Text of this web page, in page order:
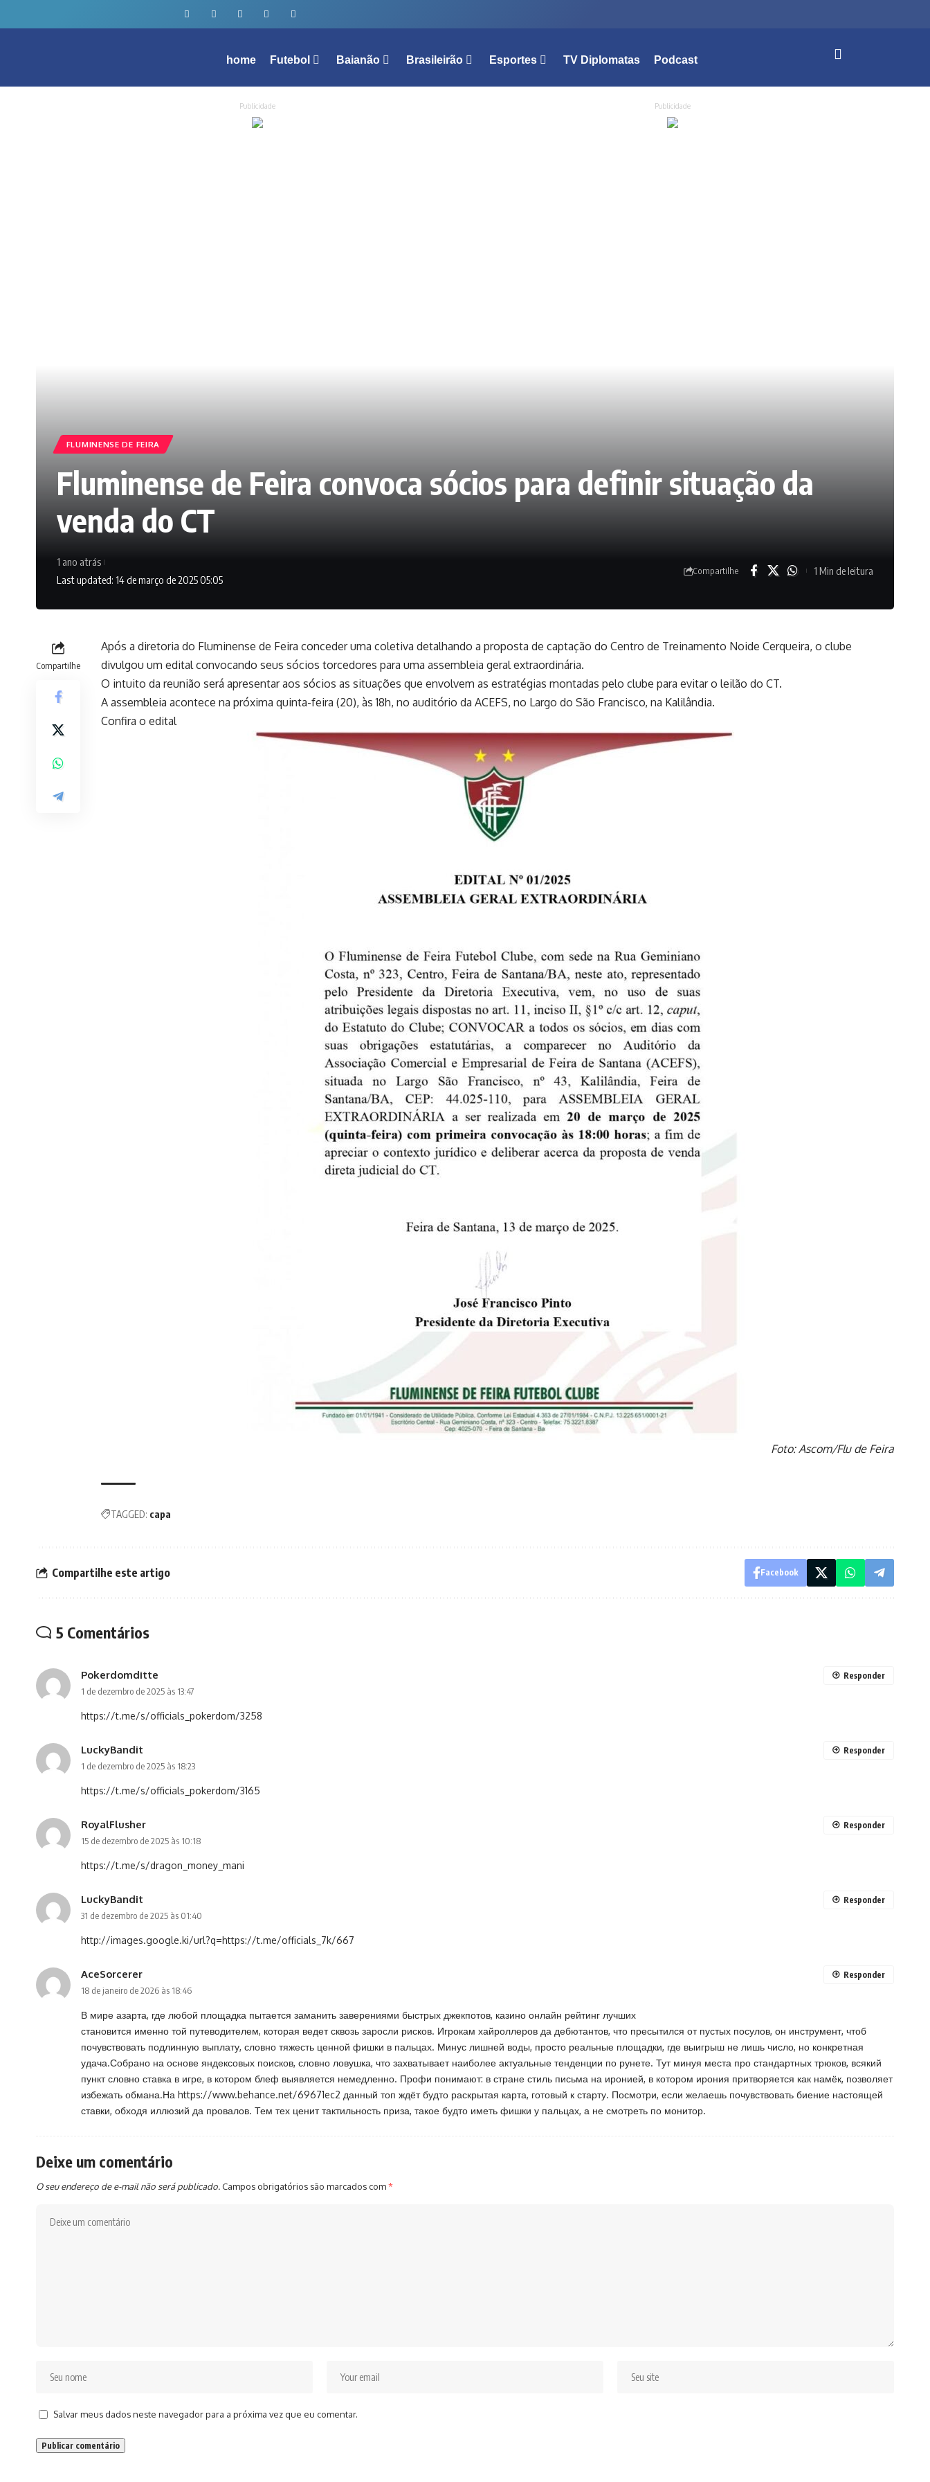
home Futebol Baianão Brasileirão Esportes TV Diplomatas Podcast
Publicidade Publicidade
FLUMINENSE DE FEIRA
Fluminense de Feira convoca sócios para definir situação da
venda do CT
Last updated: 14 de março de 2025 05:05
1 ano atrás
Compartilhe 1 Min de leitura
Compartilhe
Após a diretoria do Fluminense de Feira conceder uma coletiva detalhando a proposta de captação do Centro de Treinamento Noide Cerqueira, o clube
divulgou um edital convocando seus sócios torcedores para uma assembleia geral extraordinária.
O intuito da reunião será apresentar aos sócios as situações que envolvem as estratégias montadas pelo clube para evitar o leilão do CT.
A assembleia acontece na próxima quinta-feira (20), às 18h, no auditório da ACEFS, no Largo do São Francisco, na Kalilândia.
Confira o edital
Foto: Ascom/Flu de Feira
TAGGED: capa
Compartilhe este artigo Facebook
5 Comentários
Pokerdomditte
1 de dezembro de 2025 às 13:47
https://t.me/s/officials_pokerdom/3258
Responder
LuckyBandit
1 de dezembro de 2025 às 18:23
https://t.me/s/officials_pokerdom/3165
Responder
RoyalFlusher
15 de dezembro de 2025 às 10:18
https://t.me/s/dragon_money_mani
Responder
LuckyBandit
31 de dezembro de 2025 às 01:40
http://images.google.ki/url?q=https://t.me/officials_7k/667
Responder
AceSorcerer
18 de janeiro de 2026 às 18:46
В мире азарта, где любой площадка пытается заманить заверениями быстрых джекпотов, казино онлайн рейтинг лучших
становится именно той путеводителем, которая ведет сквозь заросли рисков. Игрокам хайроллеров да дебютантов, что пресытился от пустых посулов, он инструмент, чтоб
почувствовать подлинную выплату, словно тяжесть ценной фишки в пальцах. Минус лишней воды, просто реальные площадки, где выигрыш не лишь число, но конкретная
удача.Собрано на основе яндексовых поисков, словно ловушка, что захватывает наиболее актуальные тенденции по рунете. Тут минуя места про стандартных трюков, всякий
пункт словно ставка в игре, в котором блеф выявляется немедленно. Профи понимают: в стране стиль письма на иронией, в котором ирония притворяется как намёк, позволяет
избежать обмана.На https://www.behance.net/69671ec2 данный топ ждёт будто раскрытая карта, готовый к старту. Посмотри, если желаешь почувствовать биение настоящей
ставки, обходя иллюзий да провалов. Тем тех ценит тактильность приза, такое будто иметь фишки у пальцах, а не смотреть по монитор.
Responder
Deixe um comentário
O seu endereço de e-mail não será publicado. Campos obrigatórios são marcados com*
Salvar meus dados neste navegador para a próxima vez que eu comentar.